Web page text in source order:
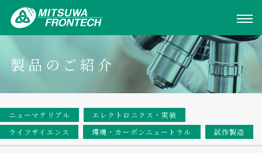
製品のご紹介
ニューマテリアル
エレクトロニクス・実装
ライフサイエンス
環境・カーボンニュートラル 試作製造